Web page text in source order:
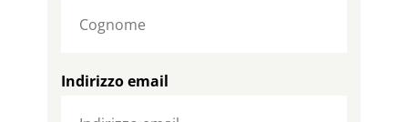
Indirizzo email